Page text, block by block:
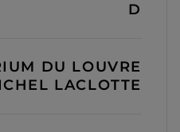
D
DU LOUVRE
LACLOTTE